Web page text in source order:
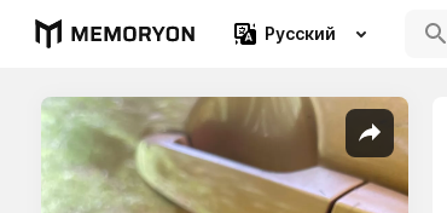
Русский